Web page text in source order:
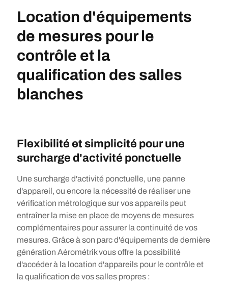
Location d'équipements
de mesures pour le
contrôle et la
qualification des salles
blanches
Flexibilité et simplicité pourune
surcharge d'activité ponctuelle
Une surcharge d'activité ponctuelle, une panne
d'appareil, ou encore la nécessité de réaliser une
vérification métrologique sur vos appareils peut
entraîner la mise en place de moyens de mesures
complémentaires pour assurer la continuité de vos
mesures. Grâce à son parc d'équipements de dernière
génération Aérométrik vous offre la possibilité
d'accéder à la location d'appareils pour le contrôle et
la qualification de vos salles propres :